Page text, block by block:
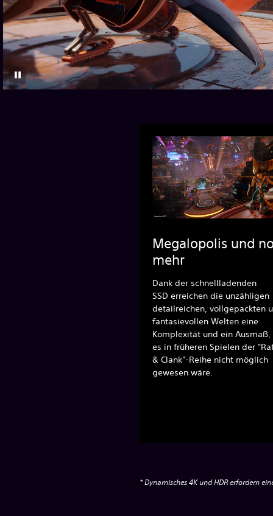
Megalopolis und
mehr
Dank der schnellladenden
SSD erreichen die unzähligen
detailreichen, vollgepackten
fantasievollen Welten eine
Komplexität und ein Ausmaß,
es in früheren Spielen der
& Clank"-Reihe nicht möglich
gewesen wäre.
* Dynamisches 4K und HDR erfordern